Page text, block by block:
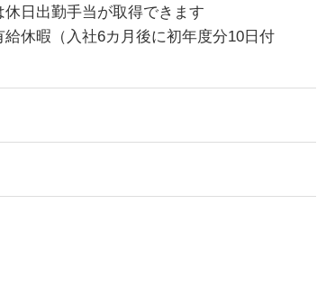
日出勤手当が取得できます
休暇（入社6カ月後に初年度分10日付